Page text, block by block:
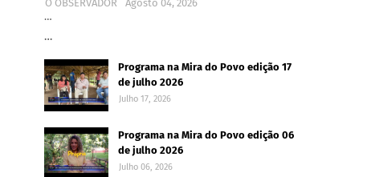
O OBSERVADOR
Agosto 04, 2026
…
…
Programa na Mira do Povo edição 17
de julho 2026
Julho 17, 2026
Programa na Mira do Povo edição 06
de julho 2026
Julho 06, 2026